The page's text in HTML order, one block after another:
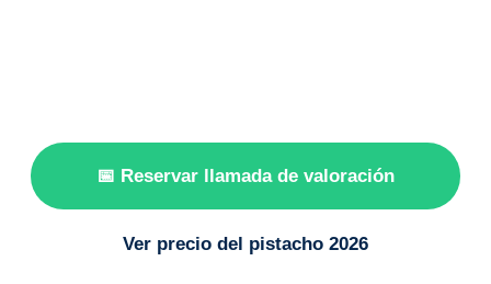
📅 Reservar llamada de valoración
Ver precio del pistacho 2026